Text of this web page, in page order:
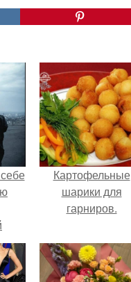
Картофельные
шарики для
гарниров.